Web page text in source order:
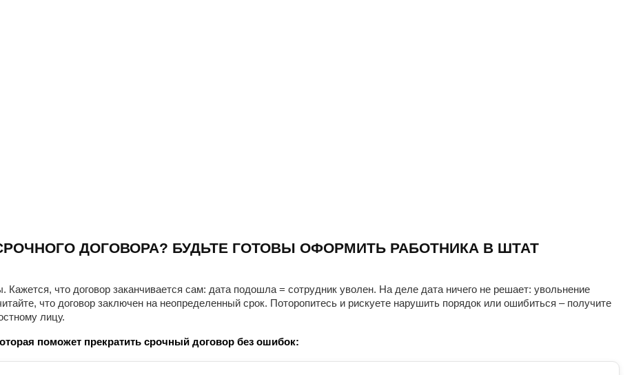
ДОГОВОРА? БУДЬТЕ ГОТОВЫ ОФОРМИТЬ РАБОТНИКА В ШТАТ
Кажется, что договор заканчивается сам: дата подошла = сотрудник уволен. На деле дата ничего не решает: увольнение
что договор заключен на неопределенный срок. Поторопитесь и рискуете нарушить порядок или ошибиться – получите
лицу.
поможет прекратить срочный договор без ошибок: